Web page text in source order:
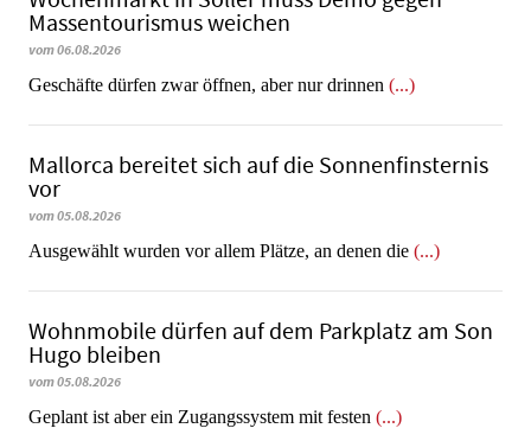
Massentourismus weichen
vom 06.08.2026
Geschäfte dürfen zwar öffnen, aber nur drinnen (...)
Mallorca bereitet sich auf die Sonnenfinsternis
vor
vom 05.08.2026
Ausgewählt wurden vor allem Plätze, an denen die (...)
Wohnmobile dürfen auf dem Parkplatz am Son
Hugo bleiben
vom 05.08.2026
Geplant ist aber ein Zugangssystem mit festen (...)